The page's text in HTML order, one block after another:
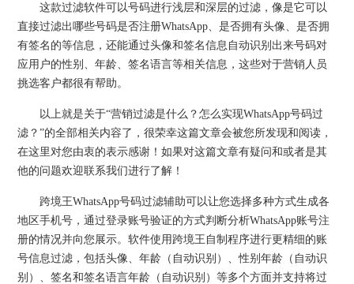
这款过滤软件可以号码进行浅层和深层的过滤，像是它可以
直接过滤出哪些号码是否注册WhatsApp、是否拥有头像、是否拥
有签名的等信息，还能通过头像和签名信息自动识别出来号码对
应用户的性别、年龄、签名语言等相关信息，这些对于营销人员
挑选客户都很有帮助。
以上就是关于“营销过滤是什么？怎么实现WhatsApp号码过
滤？”的全部相关内容了，很荣幸这篇文章会被您所发现和阅读，
在这里对您由衷的表示感谢！如果对这篇文章有疑问和或者是其
他的问题欢迎联系我们进行了解！
跨境王WhatsApp号码过滤辅助可以让您选择多种方式生成各
地区手机号，通过登录账号验证的方式判断分析WhatsApp账号注
册的情况并向您展示。软件使用跨境王自制程序进行更精细的账
号信息过滤，包括头像、年龄（自动识别）、性别年龄（自动识
别）、签名和签名语言年龄（自动识别）等多个方面并支持将过